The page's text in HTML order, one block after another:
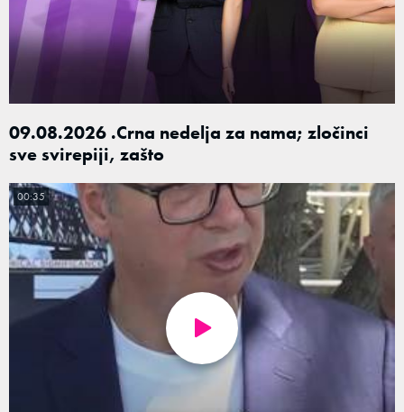
09.08.2026 .Crna nedelja za nama; zločinci
sve svirepiji, zašto
00:35